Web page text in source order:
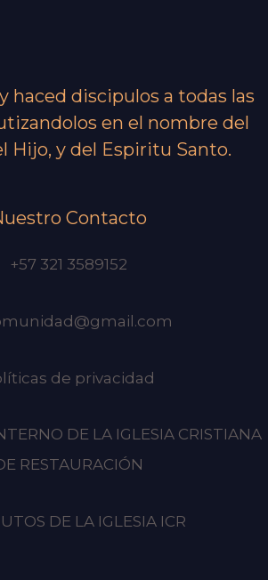
haced discipulos a todas las
en el nombre del
Hijo, y del Espiritu Santo.
Contacto
+57 321 3589152
de privacidad
DE LA IGLESIA CRISTIANA
RESTAURACIÓN
DE LA IGLESIA ICR